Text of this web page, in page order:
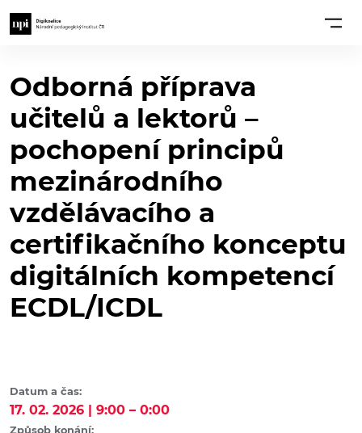
Odborná příprava
učitelů a lektorů –
pochopení principů
mezinárodního
vzdělávacího a
certifikačního konceptu
digitálních kompetencí
ECDL/ICDL
Datum a čas:
17. 02. 2026 | 9:00 – 0:00
Způsob konání: